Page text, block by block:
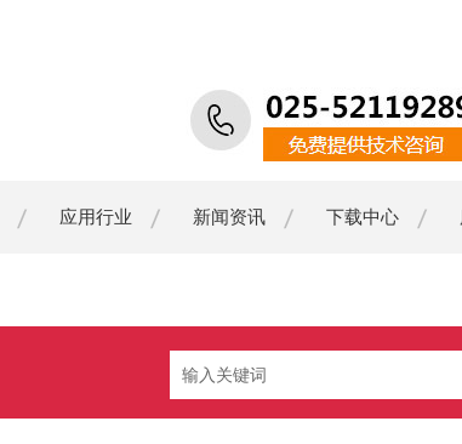
应用行业 新闻资讯 下载中心